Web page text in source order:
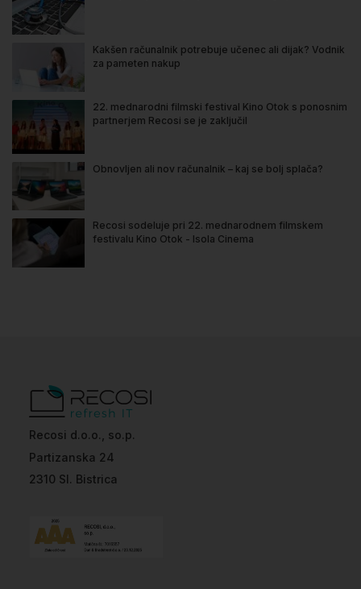
Kakšen računalnik potrebuje učenec ali dijak? Vodnik
za pameten nakup
22. mednarodni filmski festival Kino Otok s ponosnim
partnerjem Recosi se je zaključil
Obnovljen ali nov računalnik – kaj se bolj splača?
Recosi sodeluje pri 22. mednarodnem filmskem
festivalu Kino Otok - Isola Cinema
Recosi d.o.o., so.p.
Partizanska 24
2310 Sl. Bistrica